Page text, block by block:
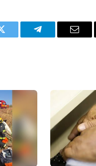
Twitter Telegram Email